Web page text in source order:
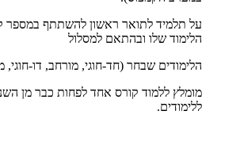
על תלמיד לתואר ראשון להשתתף במספר
הלימוד שלו ובהתאם למסלול
הלימודים שבחר (חד-חוגי, מורחב, דו-חוגי,
מומלץ ללמוד קורס אחד לפחות כבר מן
ללימודים.